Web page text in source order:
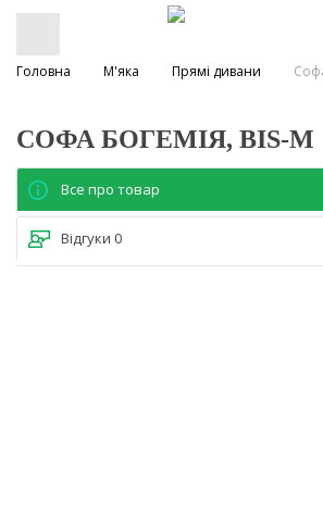
Головна М'яка Прямі дивани
СОФА БОГЕМІЯ, BIS-M
Все про товар
Відгуки 0